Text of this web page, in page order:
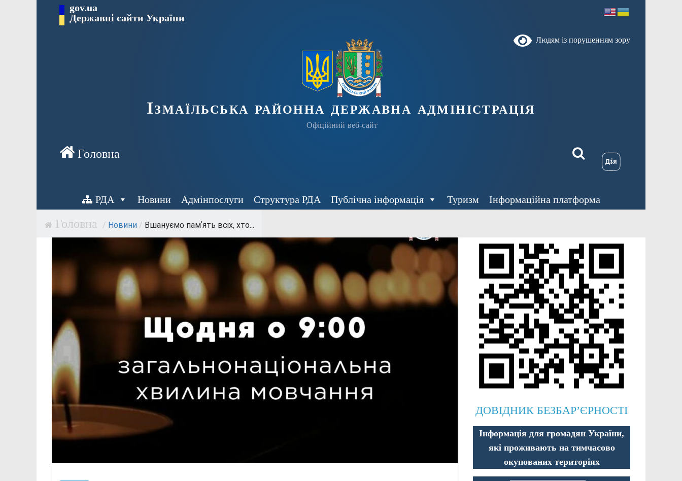
gov.ua
Державні сайти України
Людям із порушенням зору
Ізмаїльська районна державна адміністрація
Офіційний веб-сайт
РДА Новини Адмінпослуги Структура РДА Публічна інформація Туризм Інформаційна платформа
/ Новини / Вшануємо памʼять всіх, хто...
ДОВІДНИК БЕЗБАР’ЄРНОСТІ
Інформація для громадян України,
які проживають на тимчасово
окупованих територіях